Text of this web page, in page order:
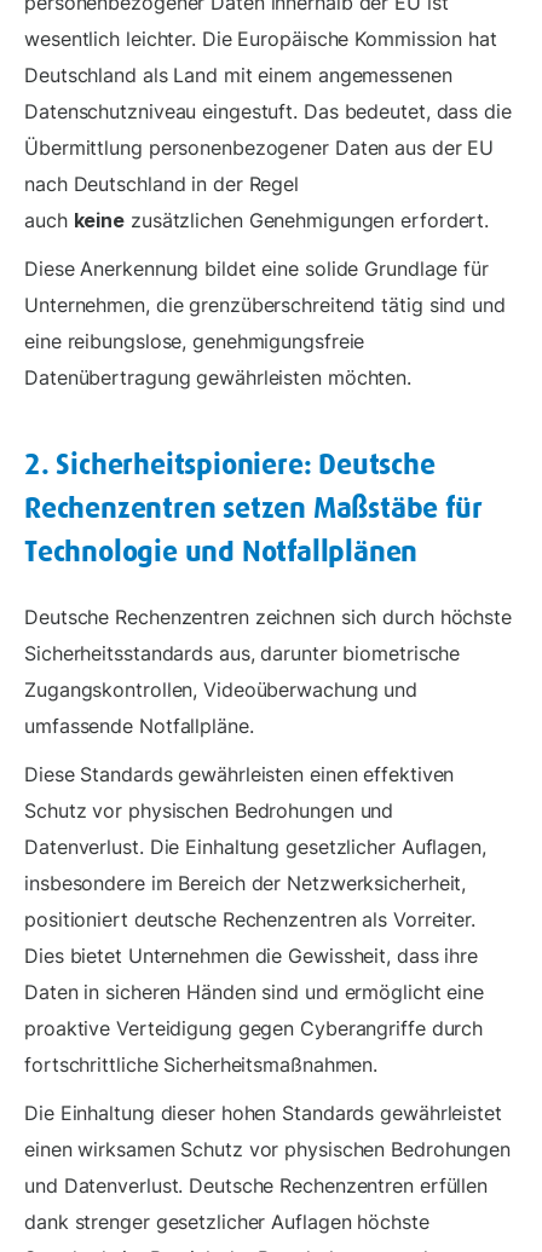
wesentlich leichter. Die Europäische Kommission hat
Deutschland als Land mit einem angemessenen
Datenschutzniveau eingestuft. Das bedeutet, dass die
Übermittlung personenbezogener Daten aus der EU
nach Deutschland in der Regel
auch keine zusätzlichen Genehmigungen erfordert.
Diese Anerkennung bildet eine solide Grundlage für
Unternehmen, die grenzüberschreitend tätig sind und
eine reibungslose, genehmigungsfreie
Datenübertragung gewährleisten möchten.
2. Sicherheitspioniere: Deutsche
Rechenzentren setzen Maßstäbe für
Technologie und Notfallplänen
Deutsche Rechenzentren zeichnen sich durch höchste
Sicherheitsstandards aus, darunter biometrische
Zugangskontrollen, Videoüberwachung und
umfassende Notfallpläne.
Diese Standards gewährleisten einen effektiven
Schutz vor physischen Bedrohungen und
Datenverlust. Die Einhaltung gesetzlicher Auflagen,
insbesondere im Bereich der Netzwerksicherheit,
positioniert deutsche Rechenzentren als Vorreiter.
Dies bietet Unternehmen die Gewissheit, dass ihre
Daten in sicheren Händen sind und ermöglicht eine
proaktive Verteidigung gegen Cyberangriffe durch
fortschrittliche Sicherheitsmaßnahmen.
Die Einhaltung dieser hohen Standards gewährleistet
einen wirksamen Schutz vor physischen Bedrohungen
und Datenverlust. Deutsche Rechenzentren erfüllen
dank strenger gesetzlicher Auflagen höchste